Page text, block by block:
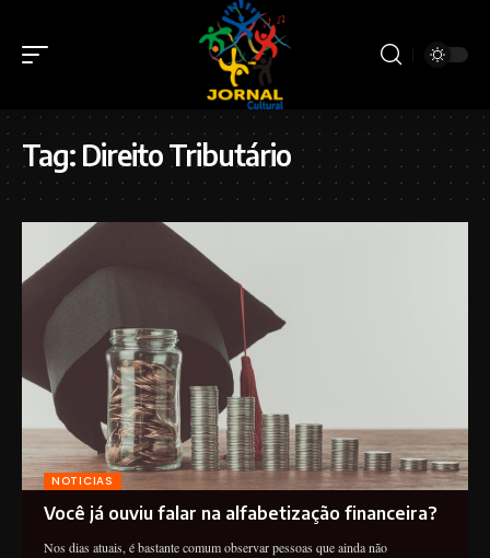
Tag: Direito Tributário
NOTICIAS
Você já ouviu falar na alfabetização financeira?
Nos dias atuais, é bastante comum observar pessoas que ainda não